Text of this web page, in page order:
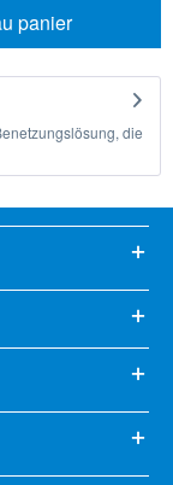
panier
die